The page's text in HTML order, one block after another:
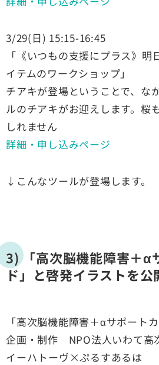
3/29(日) 15:15-16:45
「《いつもの支援にプラス》明
イテムのワークショップ」
チアキが登場ということで、な
ルのチアキがお迎えします。桜
しれません
詳細・申し込みページ
↓こんなツールが登場します。
3) 「高次脳機能障害＋α
ド」と啓発イラストを公
「高次脳機能障害＋αサポートカ
企画・制作 NPO法人いわて高
イーハトーヴ×ぷるすあるは